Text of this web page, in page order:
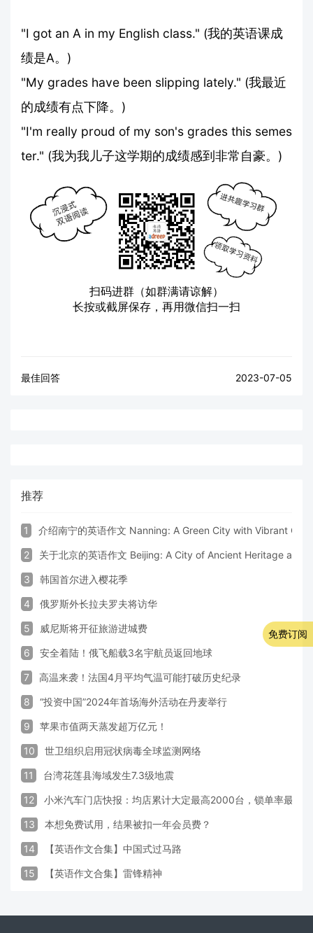
"I got an A in my English class." (我的英语课成
绩是A。)
"My grades have been slipping lately." (我最近
的成绩有点下降。)
"I'm really proud of my son's grades this semes
ter." (我为我儿子这学期的成绩感到非常自豪。)
扫码进群（如群满请谅解）
长按或截屏保存，再用微信扫一扫
最佳回答 2023-07-05
推荐
1 介绍南宁的英语作文 Nanning: A Green City with Vibrant
2 关于北京的英语作文 Beijing: A City of Ancient Heritage and
3 韩国首尔进入樱花季
4 俄罗斯外长拉夫罗夫将访华
5 威尼斯将开征旅游进城费
6 安全着陆！俄飞船载3名宇航员返回地球
7 高温来袭！法国4月平均气温可能打破历史纪录
8 “投资中国”2024年首场海外活动在丹麦举行
9 苹果市值两天蒸发超万亿元！
10 世卫组织启用冠状病毒全球监测网络
11 台湾花莲县海域发生7.3级地震
12 小米汽车门店快报：均店累计大定最高2000台，锁单率最高
13 本想免费试用，结果被扣一年会员费？
14 【英语作文合集】中国式过马路
15 【英语作文合集】雷锋精神
免费订阅